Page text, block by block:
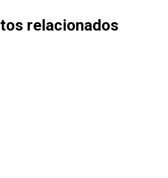
relacionados